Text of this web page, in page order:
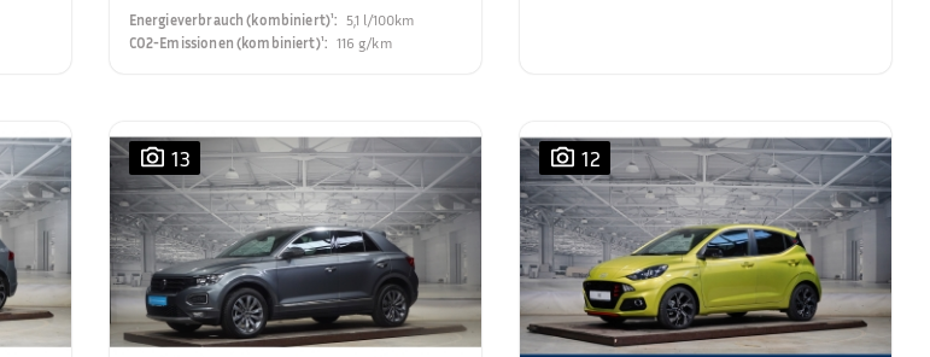
Energieverbrauch (kombiniert)¹: 5,1 l/100km
CO2-Emissionen (kombiniert)¹: 116 g/km
13 12